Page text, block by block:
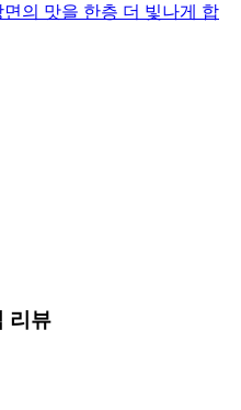
의 맛을 한층 더 빛나게 합
리뷰